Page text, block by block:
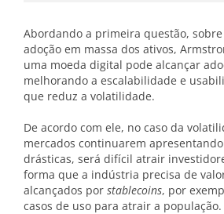
Abordando a primeira questão,
adoção em massa dos ativos,
uma moeda digital pode alcançar
melhorando a escalabilidade e
que reduz a volatilidade.
De acordo com ele, no caso da
mercados continuarem
drásticas, será difícil atrair
forma que a indústria precisa de
alcançados por stablecoins, por
casos de uso para atrair a população.